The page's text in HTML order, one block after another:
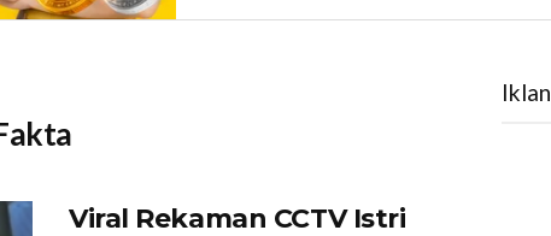
Viral Rekaman CCTV Istri
Iklan